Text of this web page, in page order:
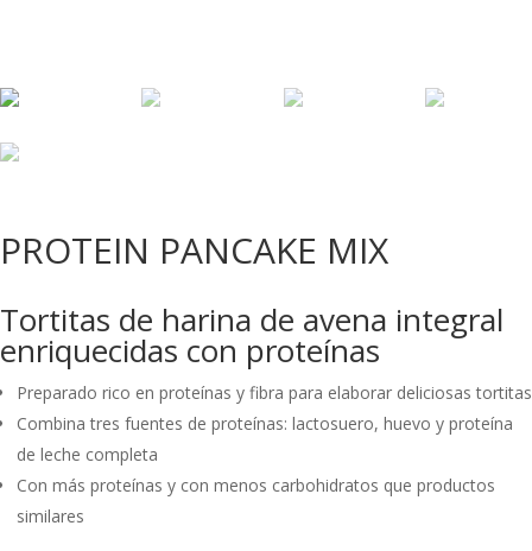
PROTEIN PANCAKE MIX
Tortitas de harina de avena integral
enriquecidas con proteínas
Preparado rico en proteínas y fibra para elaborar deliciosas tortitas
Combina tres fuentes de proteínas: lactosuero, huevo y proteína
de leche completa
Con más proteínas y con menos carbohidratos que productos
similares